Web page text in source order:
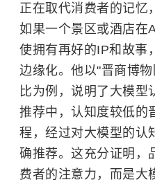
正在取代消费者的记忆
如果一个景区或酒店在
使拥有再好的IP和故事
边缘化。他以"晋商博
比为例，说明了大模
推荐中，认知度较低的
程，经过对大模型的认
确推荐。这充分证明，
费者的注意力，而是大